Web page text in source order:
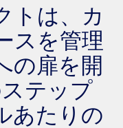
トは、カ
スを管理
の扉を開
テップ
あたりの